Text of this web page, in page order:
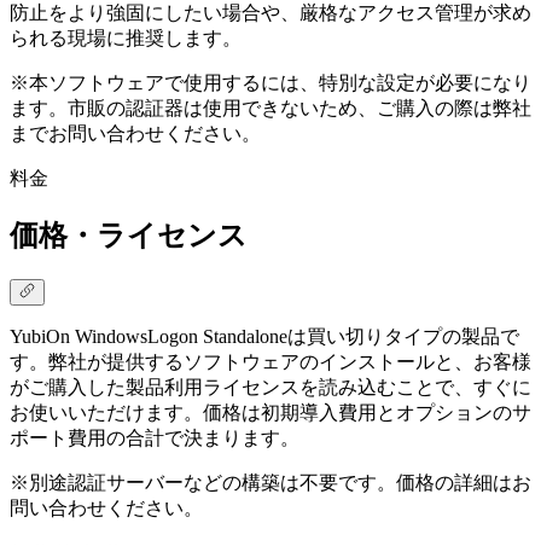
防止をより強固にしたい場合や、厳格なアクセス管理が求め
られる現場に推奨します。
※本ソフトウェアで使用するには、特別な設定が必要になり
ます。市販の認証器は使用できないため、ご購入の際は弊社
までお問い合わせください。
料金
価格・ライセンス
YubiOn WindowsLogon Standaloneは買い切りタイプの製品で
す。弊社が提供するソフトウェアのインストールと、お客様
がご購入した製品利用ライセンスを読み込むことで、すぐに
お使いいただけます。価格は初期導入費用とオプションのサ
ポート費用の合計で決まります。
※別途認証サーバーなどの構築は不要です。価格の詳細はお
問い合わせください。